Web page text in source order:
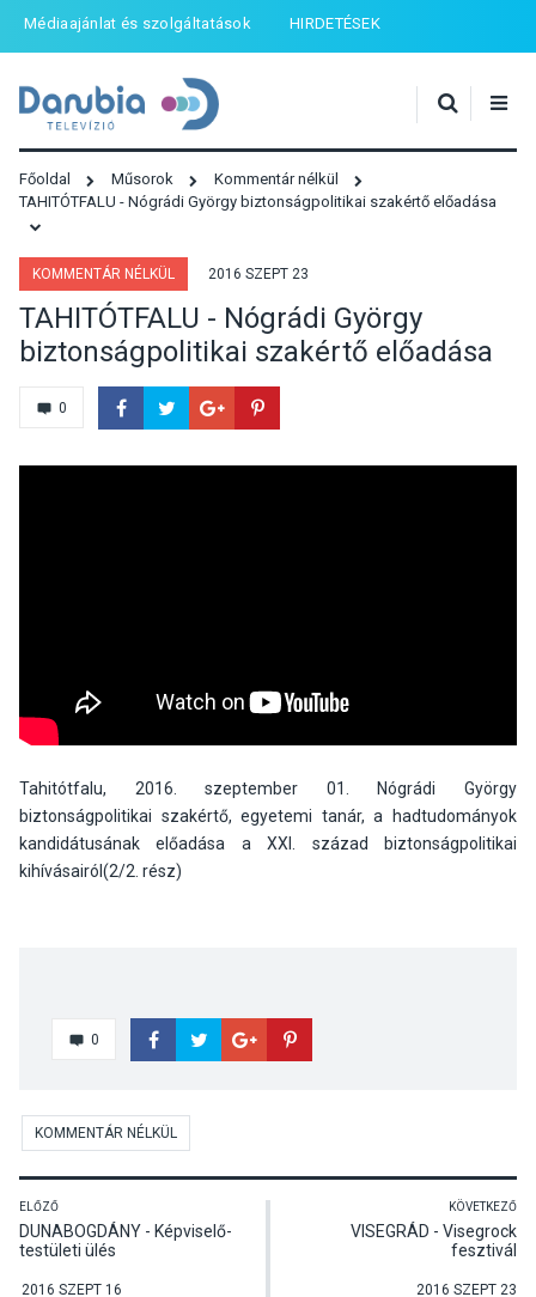
Médiaajánlat és szolgáltatások HIRDETÉSEK
Főoldal Műsorok
Kommentár nélkül
TAHITÓTFALU - Nógrádi György biztonságpolitikai szakértő előadása
KOMMENTÁR NÉLKÜL 2016 SZEPT 23
TAHITÓTFALU - Nógrádi György
biztonságpolitikai szakértő előadása
0
Tahitótfalu, 2016. szeptember 01. Nógrádi György
biztonságpolitikai szakértő, egyetemi tanár, a hadtudományok
kandidátusának előadása a XXI. század biztonságpolitikai
kihívásairól(2/2. rész)
0
KOMMENTÁR NÉLKÜL
ELŐZŐ
DUNABOGDÁNY - Képviselő-
testületi ülés
2016 SZEPT 16
KÖVETKEZŐ
VISEGRÁD - Visegrock
fesztivál
2016 SZEPT 23